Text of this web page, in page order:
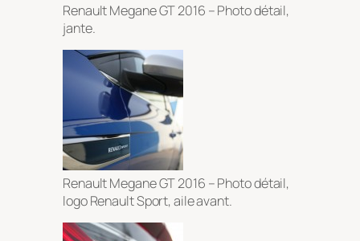
Renault Megane GT 2016 – Photo détail,
jante.
Renault Megane GT 2016 – Photo détail,
logo Renault Sport, aile avant.